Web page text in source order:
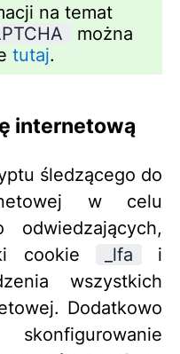
na temat
można
tutaj.
internetową
śledzącego do
w celu
cookie
_lfa
i
wszystkich
Dodatkowo